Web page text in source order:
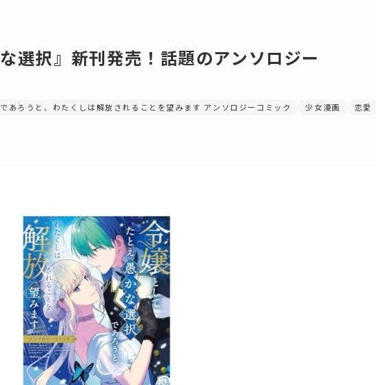
選択』新刊発売！話題のアンソロジー
あろうと、わたくしは解放されることを望みます アンソロジーコミック 少女漫画
恋愛